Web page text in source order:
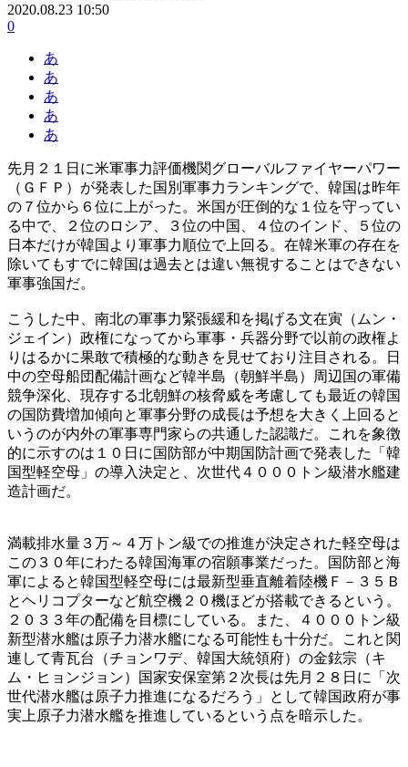
2020.08.23 10:50
0
あ
あ
あ
あ
あ
先月２１日に米軍事力評価機関グローバルファイヤーパワー
（ＧＦＰ）が発表した国別軍事力ランキングで、韓国は昨年
の７位から６位に上がった。米国が圧倒的な１位を守ってい
る中で、２位のロシア、３位の中国、４位のインド、５位の
日本だけが韓国より軍事力順位で上回る。在韓米軍の存在を
除いてもすでに韓国は過去とは違い無視することはできない
軍事強国だ。
こうした中、南北の軍事力緊張緩和を掲げる文在寅（ムン・
ジェイン）政権になってから軍事・兵器分野で以前の政権よ
りはるかに果敢で積極的な動きを見せており注目される。日
中の空母船団配備計画など韓半島（朝鮮半島）周辺国の軍備
競争深化、現存する北朝鮮の核脅威を考慮しても最近の韓国
の国防費増加傾向と軍事分野の成長は予想を大きく上回ると
いうのが内外の軍事専門家らの共通した認識だ。これを象徴
的に示すのは１０日に国防部が中期国防計画で発表した「韓
国型軽空母」の導入決定と、次世代４０００トン級潜水艦建
造計画だ。
満載排水量３万～４万トン級での推進が決定された軽空母は
この３０年にわたる韓国海軍の宿願事業だった。国防部と海
軍によると韓国型軽空母には最新型垂直離着陸機Ｆ－３５Ｂ
とヘリコプターなど航空機２０機ほどが搭載できるという。
２０３３年の配備を目標にしている。また、４０００トン級
新型潜水艦は原子力潜水艦になる可能性も十分だ。これと関
連して青瓦台（チョンワデ、韓国大統領府）の金鉉宗（キ
ム・ヒョンジョン）国家安保室第２次長は先月２８日に「次
世代潜水艦は原子力推進になるだろう」として韓国政府が事
実上原子力潜水艦を推進しているという点を暗示した。